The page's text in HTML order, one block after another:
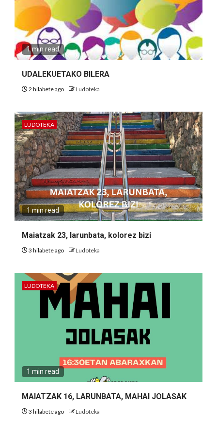
1 min read
UDALEKUETAKO BILERA
2 hilabete ago Ludoteka
LUDOTEKA
1 min read
Maiatzak 23, larunbata, kolorez bizi
3 hilabete ago Ludoteka
LUDOTEKA
1 min read
MAIATZAK 16, LARUNBATA, MAHAI JOLASAK
3 hilabete ago Ludoteka